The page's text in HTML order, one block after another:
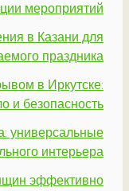
мероприятий
в Казани для
праздника
в Иркутске:
и безопасность
универсальные
интерьера
эффективно